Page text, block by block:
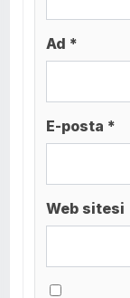
Ad *
E-posta *
Web sitesi